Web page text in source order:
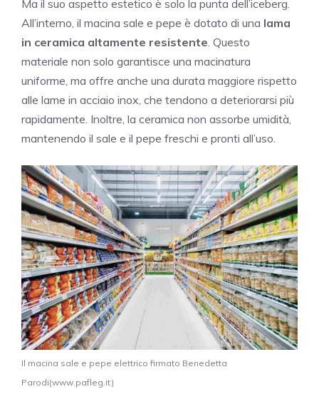
Ma il suo aspetto estetico è solo la punta dell’iceberg.
All’interno, il macina sale e pepe è dotato di una lama
in ceramica altamente resistente. Questo
materiale non solo garantisce una macinatura
uniforme, ma offre anche una durata maggiore rispetto
alle lame in acciaio inox, che tendono a deteriorarsi più
rapidamente. Inoltre, la ceramica non assorbe umidità,
mantenendo il sale e il pepe freschi e pronti all’uso.
Il macina sale e pepe elettrico firmato Benedetta
Parodi(www.pafleg.it)